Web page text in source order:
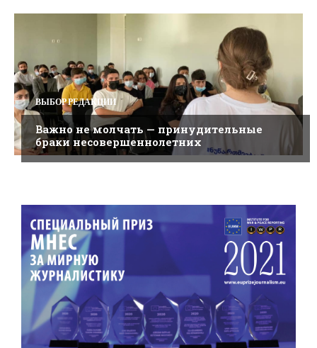
ВЫБОР РЕДАКЦИИ
Важно не молчать — принудительные
браки несовершеннолетних